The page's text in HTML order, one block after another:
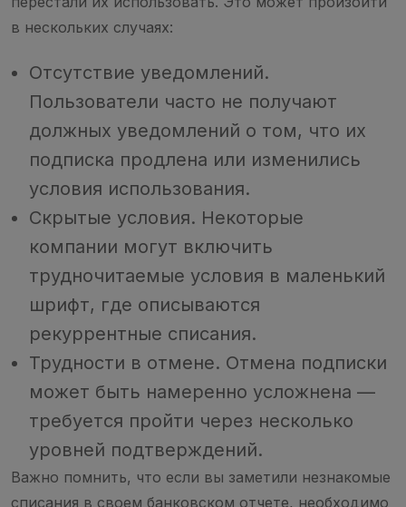
в нескольких случаях:
Отсутствие уведомлений.
Пользователи часто не получают
должных уведомлений о том, что их
подписка продлена или изменились
условия использования.
Скрытые условия. Некоторые
компании могут включить
трудночитаемые условия в маленький
шрифт, где описываются
рекуррентные списания.
Трудности в отмене. Отмена подписки
может быть намеренно усложнена —
требуется пройти через несколько
уровней подтверждений.
Важно помнить, что если вы заметили незнакомые
списания в своем банковском отчете, необходимо